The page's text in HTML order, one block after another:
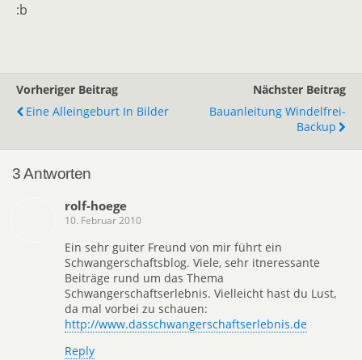
:b
Vorheriger Beitrag
Eine Alleingeburt In Bilder
Nächster Beitrag
Bauanleitung Windelfrei-
Backup
3 Antworten
rolf-hoege
10. Februar 2010
Ein sehr guiter Freund von mir führt ein
Schwangerschaftsblog. Viele, sehr itneressante
Beiträge rund um das Thema
Schwangerschaftserlebnis. Vielleicht hast du Lust,
da mal vorbei zu schauen:
http://www.dasschwangerschaftserlebnis.de
Reply